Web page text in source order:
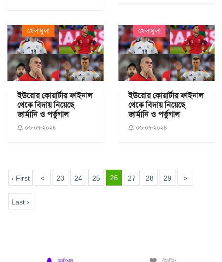
খেলাধুলা
ইউরোর কোয়ার্টার ফাইনাল
থেকে বিদায় নিয়েছে
জার্মানি ও পর্তুগাল
০৬-০৭-২০২৪
খেলাধুলা
ইউরোর কোয়ার্টার ফাইনাল
থেকে বিদায় নিয়েছে
জার্মানি ও পর্তুগাল
০৬-০৭-২০২৪
‹ First < 23 24 25 26 27 28 29 >
Last ›